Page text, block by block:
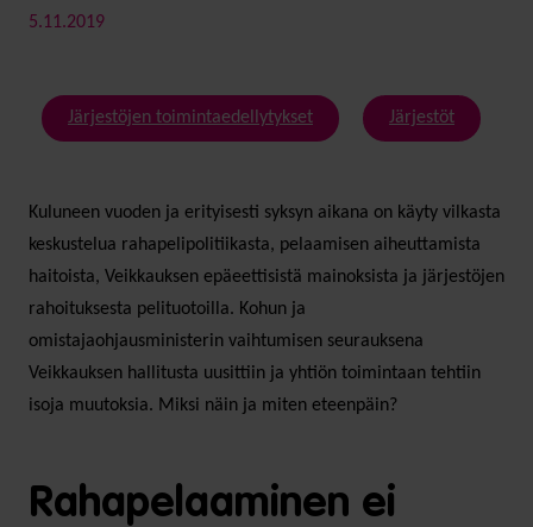
5.11.2019
Järjestöjen toimintaedellytykset Järjestöt
Kuluneen vuoden ja erityisesti syksyn aikana on käyty vilkasta
keskustelua rahapelipolitiikasta, pelaamisen aiheuttamista
haitoista, Veikkauksen epäeettisistä mainoksista ja järjestöjen
rahoituksesta pelituotoilla. Kohun ja
omistajaohjausministerin vaihtumisen seurauksena
Veikkauksen hallitusta uusittiin ja yhtiön toimintaan tehtiin
isoja muutoksia. Miksi näin ja miten eteenpäin?
Rahapelaaminen ei